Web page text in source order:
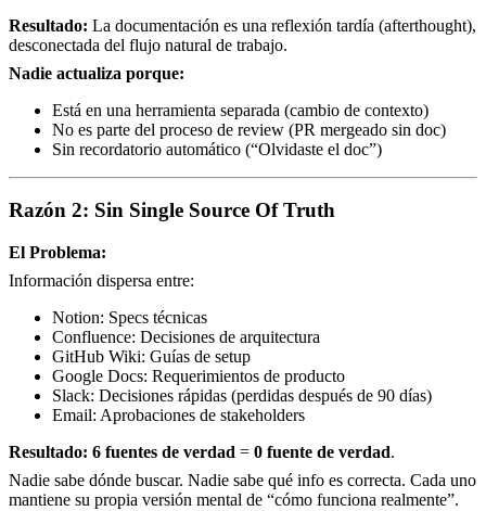
Resultado: La documentación es una reflexión tardía (afterthought),
desconectada del flujo natural de trabajo.
Nadie actualiza porque:
Está en una herramienta separada (cambio de contexto)
No es parte del proceso de review (PR mergeado sin doc)
Sin recordatorio automático (“Olvidaste el doc”)
Razón 2: Sin Single Source Of Truth
El Problema:
Información dispersa entre:
Notion: Specs técnicas
Confluence: Decisiones de arquitectura
GitHub Wiki: Guías de setup
Google Docs: Requerimientos de producto
Slack: Decisiones rápidas (perdidas después de 90 días)
Email: Aprobaciones de stakeholders
Resultado: 6 fuentes de verdad = 0 fuente de verdad.
Nadie sabe dónde buscar. Nadie sabe qué info es correcta. Cada uno
mantiene su propia versión mental de “cómo funciona realmente”.